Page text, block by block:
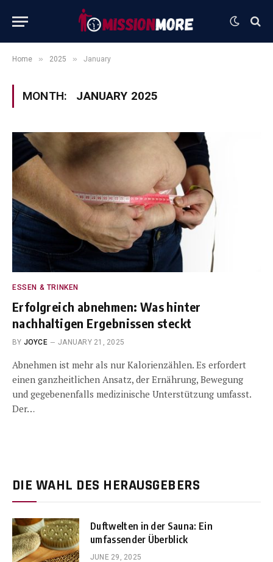
Home » 2025 » January
MONTH: JANUARY 2025
ESSEN & TRINKEN
Erfolgreich abnehmen: Was hinter
nachhaltigen Ergebnissen steckt
BY JOYCE JANUARY 21, 2025
Abnehmen ist mehr als nur Kalorienzählen. Es erfordert
einen ganzheitlichen Ansatz, der Ernährung, Bewegung
und gegebenenfalls medizinische Unterstützung umfasst.
Der…
DIE WAHL DES HERAUSGEBERS
Duftwelten in der Sauna: Ein
umfassender Überblick
JUNE 29, 2025